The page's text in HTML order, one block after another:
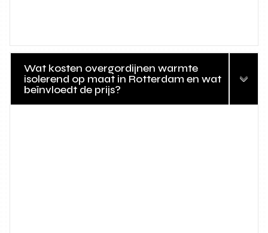
Wat kosten overgordijnen warmte
isolerend op maat in Rotterdam en wat
beïnvloedt de prijs?